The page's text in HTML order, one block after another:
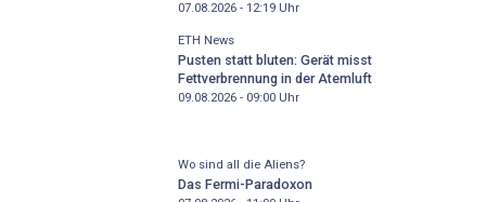
07.08.2026 - 12:19Uhr
ETH News
Pusten statt bluten: Gerät misst
Fettverbrennung in der Atemluft
09.08.2026 - 09:00Uhr
Wo sind all die Aliens?
Das Fermi-Paradoxon